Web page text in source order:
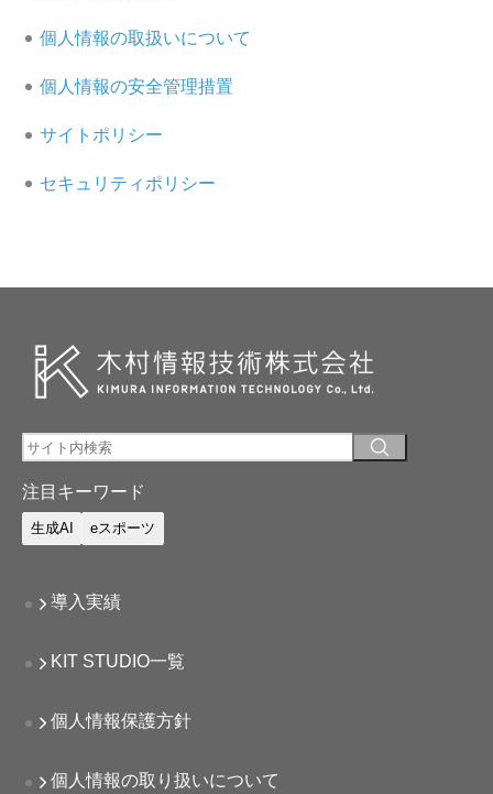
個人情報の取扱いについて
個人情報の安全管理措置
サイトポリシー
セキュリティポリシー
注目キーワード
生成AI eスポーツ
導入実績
KIT STUDIO一覧
個人情報保護方針
個人情報の取り扱いについて